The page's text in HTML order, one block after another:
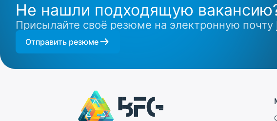
Не нашли подходящую
Присылайте своё резюме на электронную почту
Отправить резюме